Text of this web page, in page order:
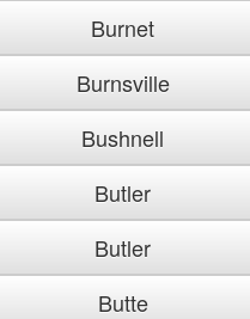
Burnet
Burnsville
Bushnell
Butler
Butler
Butte